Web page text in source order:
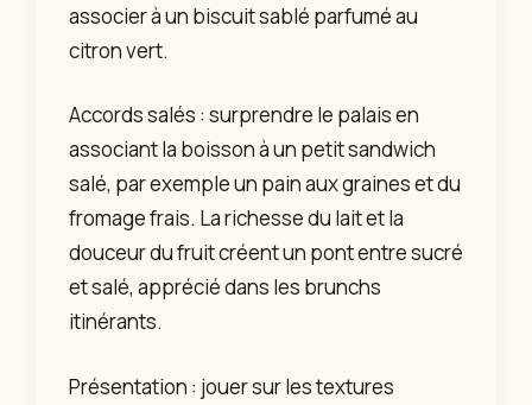
associer à un biscuit sablé parfumé au
citron vert.
Accords salés : surprendre le palais en
associant la boisson à un petit sandwich
salé, par exemple un pain aux graines et du
fromage frais. La richesse du lait et la
douceur du fruit créent un pont entre sucré
et salé, apprécié dans les brunchs
itinérants.
Présentation : jouer sur les textures